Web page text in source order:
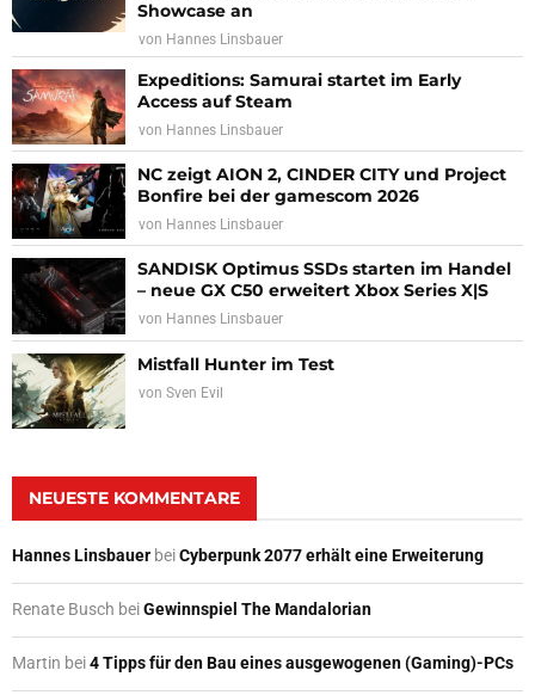
Showcase an
von Hannes Linsbauer
Expeditions: Samurai startet im Early
Access auf Steam
von Hannes Linsbauer
NC zeigt AION 2, CINDER CITY und Project
Bonfire bei der gamescom 2026
von Hannes Linsbauer
SANDISK Optimus SSDs starten im Handel
– neue GX C50 erweitert Xbox Series X|S
von Hannes Linsbauer
Mistfall Hunter im Test
von Sven Evil
NEUESTE KOMMENTARE
Hannes Linsbauer beiCyberpunk 2077 erhält eine Erweiterung
Renate Busch beiGewinnspiel The Mandalorian
Martin bei4 Tipps für den Bau eines ausgewogenen (Gaming)-PCs